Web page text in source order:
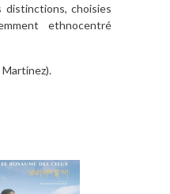
choisies
ethnocentré